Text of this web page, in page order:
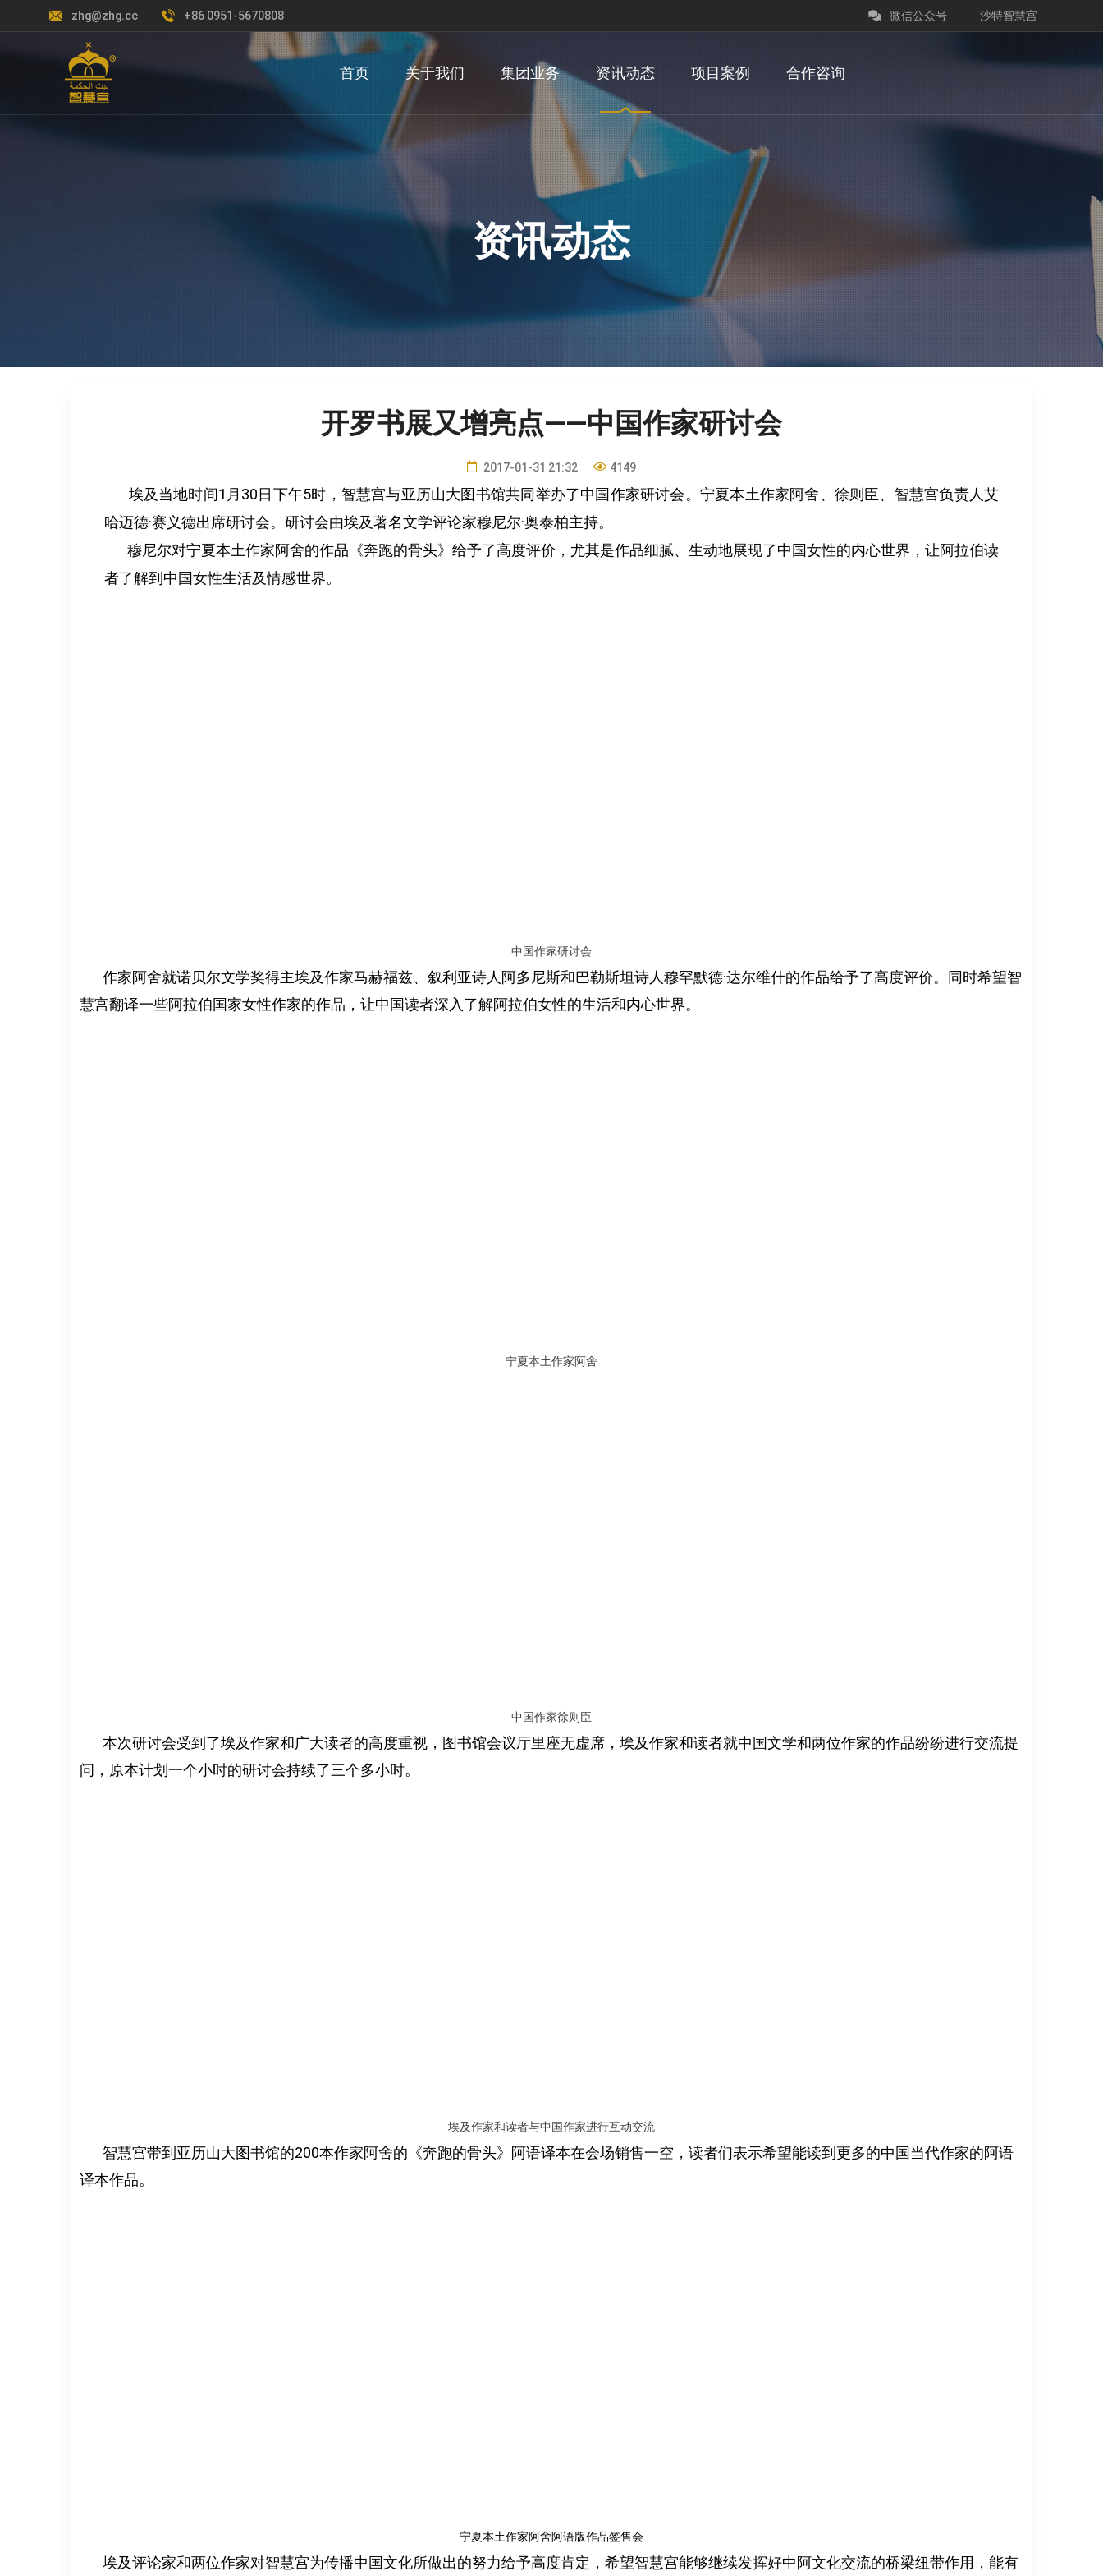
zhg@zhg.cc +86 0951-5670808 沙特智慧宫
微信公众号
首页 关于我们 集团业务 资讯动态 项目案例 合作咨询
资讯动态
开罗书展又增亮点——中国作家研讨会
2017-01-31 21:32 4149
埃及当地时间1月30日下午5时，智慧宫与亚历山大图书馆共同举办了中国作家研讨会。宁夏本土作家阿舍、徐则臣、智慧宫负责人艾
哈迈德·赛义德出席研讨会。研讨会由埃及著名文学评论家穆尼尔·奥泰柏主持。
穆尼尔对宁夏本土作家阿舍的作品《奔跑的骨头》给予了高度评价，尤其是作品细腻、生动地展现了中国女性的内心世界，让阿拉伯读
者了解到中国女性生活及情感世界。
中国作家研讨会
作家阿舍就诺贝尔文学奖得主埃及作家马赫福兹、叙利亚诗人阿多尼斯和巴勒斯坦诗人穆罕默德·达尔维什的作品给予了高度评价。同时希望智
慧宫翻译一些阿拉伯国家女性作家的作品，让中国读者深入了解阿拉伯女性的生活和内心世界。
宁夏本土作家阿舍
中国作家徐则臣
本次研讨会受到了埃及作家和广大读者的高度重视，图书馆会议厅里座无虚席，埃及作家和读者就中国文学和两位作家的作品纷纷进行交流提
问，原本计划一个小时的研讨会持续了三个多小时。
埃及作家和读者与中国作家进行互动交流
智慧宫带到亚历山大图书馆的200本作家阿舍的《奔跑的骨头》阿语译本在会场销售一空，读者们表示希望能读到更多的中国当代作家的阿语
译本作品。
宁夏本土作家阿舍阿语版作品签售会
埃及评论家和两位作家对智慧宫为传播中国文化所做出的努力给予高度肯定，希望智慧宫能够继续发挥好中阿文化交流的桥梁纽带作用，能有